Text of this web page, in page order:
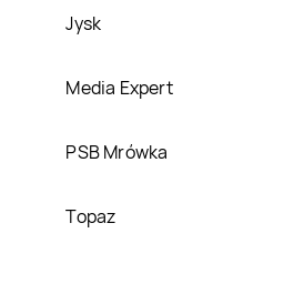
Jysk
Media Expert
PSB Mrówka
Topaz